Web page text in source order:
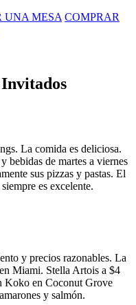
UNA MESA COMPRAR
La comida es deliciosa.
bebidas de martes a viernes
sus pizzas y pastas. El
es excelente.
y precios razonables. La
Miami. Stella Artois a $4
Koko en Coconut Grove
y salmón.